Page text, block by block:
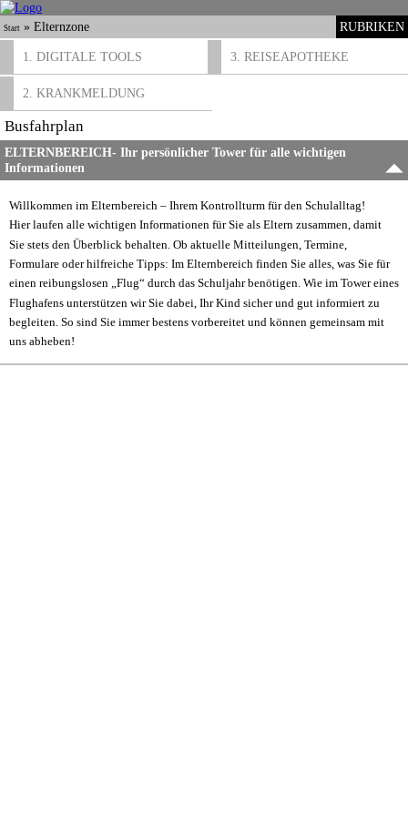
RUBRIKEN
Start » Elternzone
1. DIGITALE TOOLS
2. KRANKMELDUNG
3. REISEAPOTHEKE
Busfahrplan
ELTERNBEREICH- Ihr persönlicher Tower für alle wichtigen
Informationen
Willkommen im Elternbereich – Ihrem Kontrollturm für den Schulalltag!
Hier laufen alle wichtigen Informationen für Sie als Eltern zusammen, damit
Sie stets den Überblick behalten. Ob aktuelle Mitteilungen, Termine,
Formulare oder hilfreiche Tipps: Im Elternbereich finden Sie alles, was Sie für
einen reibungslosen „Flug“ durch das Schuljahr benötigen. Wie im Tower eines
Flughafens unterstützen wir Sie dabei, Ihr Kind sicher und gut informiert zu
begleiten. So sind Sie immer bestens vorbereitet und können gemeinsam mit
uns abheben!